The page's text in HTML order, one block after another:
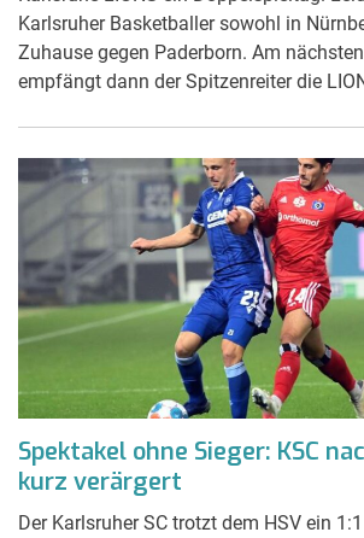
Karlsruher Basketballer sowohl in
Zuhause gegen Paderborn. Am
empfängt dann der Spitzenreiter die
Spektakel ohne Sieger: KSC
kurz verärgert
Der Karlsruher SC trotzt dem HSV ein